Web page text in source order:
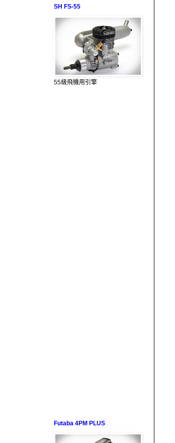
SH FS-55
55級飛機用引擎
Futaba 4PM PLUS